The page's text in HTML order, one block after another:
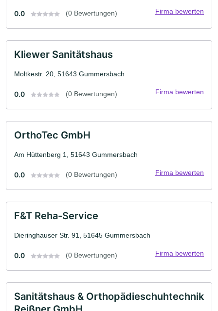
0.0 (0 Bewertungen) Firma bewerten
Kliewer Sanitätshaus
Moltkestr. 20, 51643 Gummersbach
0.0 (0 Bewertungen) Firma bewerten
OrthoTec GmbH
Am Hüttenberg 1, 51643 Gummersbach
0.0 (0 Bewertungen) Firma bewerten
F&T Reha-Service
Dieringhauser Str. 91, 51645 Gummersbach
0.0 (0 Bewertungen) Firma bewerten
Sanitätshaus & Orthopädieschuhtechnik